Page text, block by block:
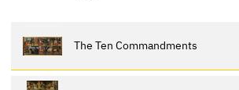
The Ten Commandments